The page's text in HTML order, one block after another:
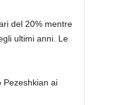
del 20% mentre
ultimi anni. Le
Pezeshkian ai